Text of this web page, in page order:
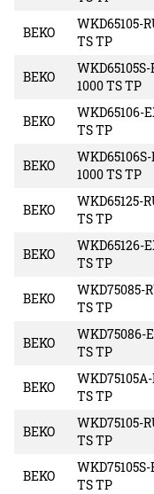
BEKO
WKD65105-
TS TP
BEKO
WKD65105S-
1000 TS TP
BEKO
WKD65106-
TS TP
BEKO
1000 TS TP
BEKO
WKD65125-
TS TP
BEKO
WKD65126-
TS TP
BEKO
WKD75085-
TS TP
BEKO
WKD75086-
TS TP
BEKO
TS TP
BEKO
WKD75105-
TS TP
BEKO
WKD75105S-
TS TP